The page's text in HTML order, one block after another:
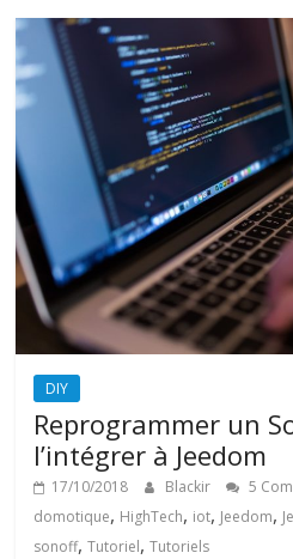
DIY
Reprogrammer un
l’intégrer à Jeedom
17/10/2018 Blackir 5
domotique, HighTech, iot, Jeedom,
sonoff,Tutoriel,Tutoriels